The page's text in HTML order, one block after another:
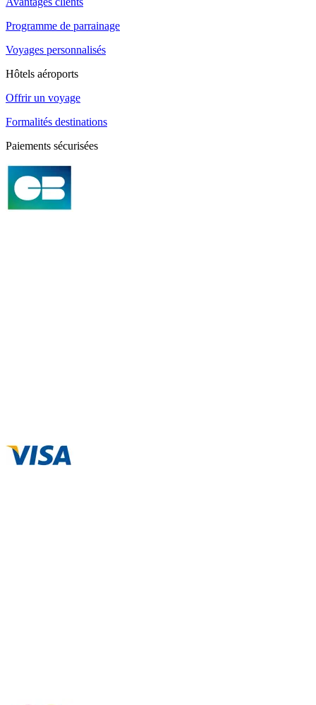
Programme de parrainage
Voyages personnalisés
Hôtels aéroports
Offrir un voyage
Formalités destinations
Paiements sécurisées